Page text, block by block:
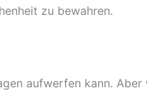
zu bewahren.
aufwerfen kann.